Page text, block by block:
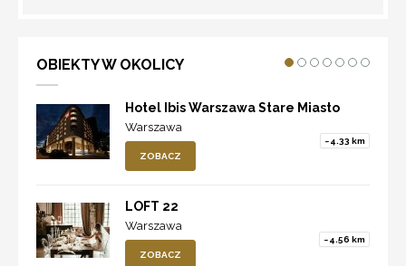
OBIEKTY W OKOLICY
Hotel Ibis Warszawa Stare Miasto
Warszawa
~4.33 km
ZOBACZ
LOFT 22
Warszawa
~4.56 km
ZOBACZ